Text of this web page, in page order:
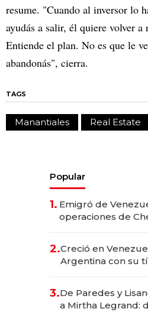
resume. "Cuando al inversor lo
ayudás a salir, él quiere volver
Entiende el plan. No es que le
abandonás", cierra.
TAGS
Manantiales Real Estate
Popular
1. Emigró de
operaciones de
2.Creció en
Argentina con su
las marcas "fast
3.De Paredes y
a Mirtha Legrand: